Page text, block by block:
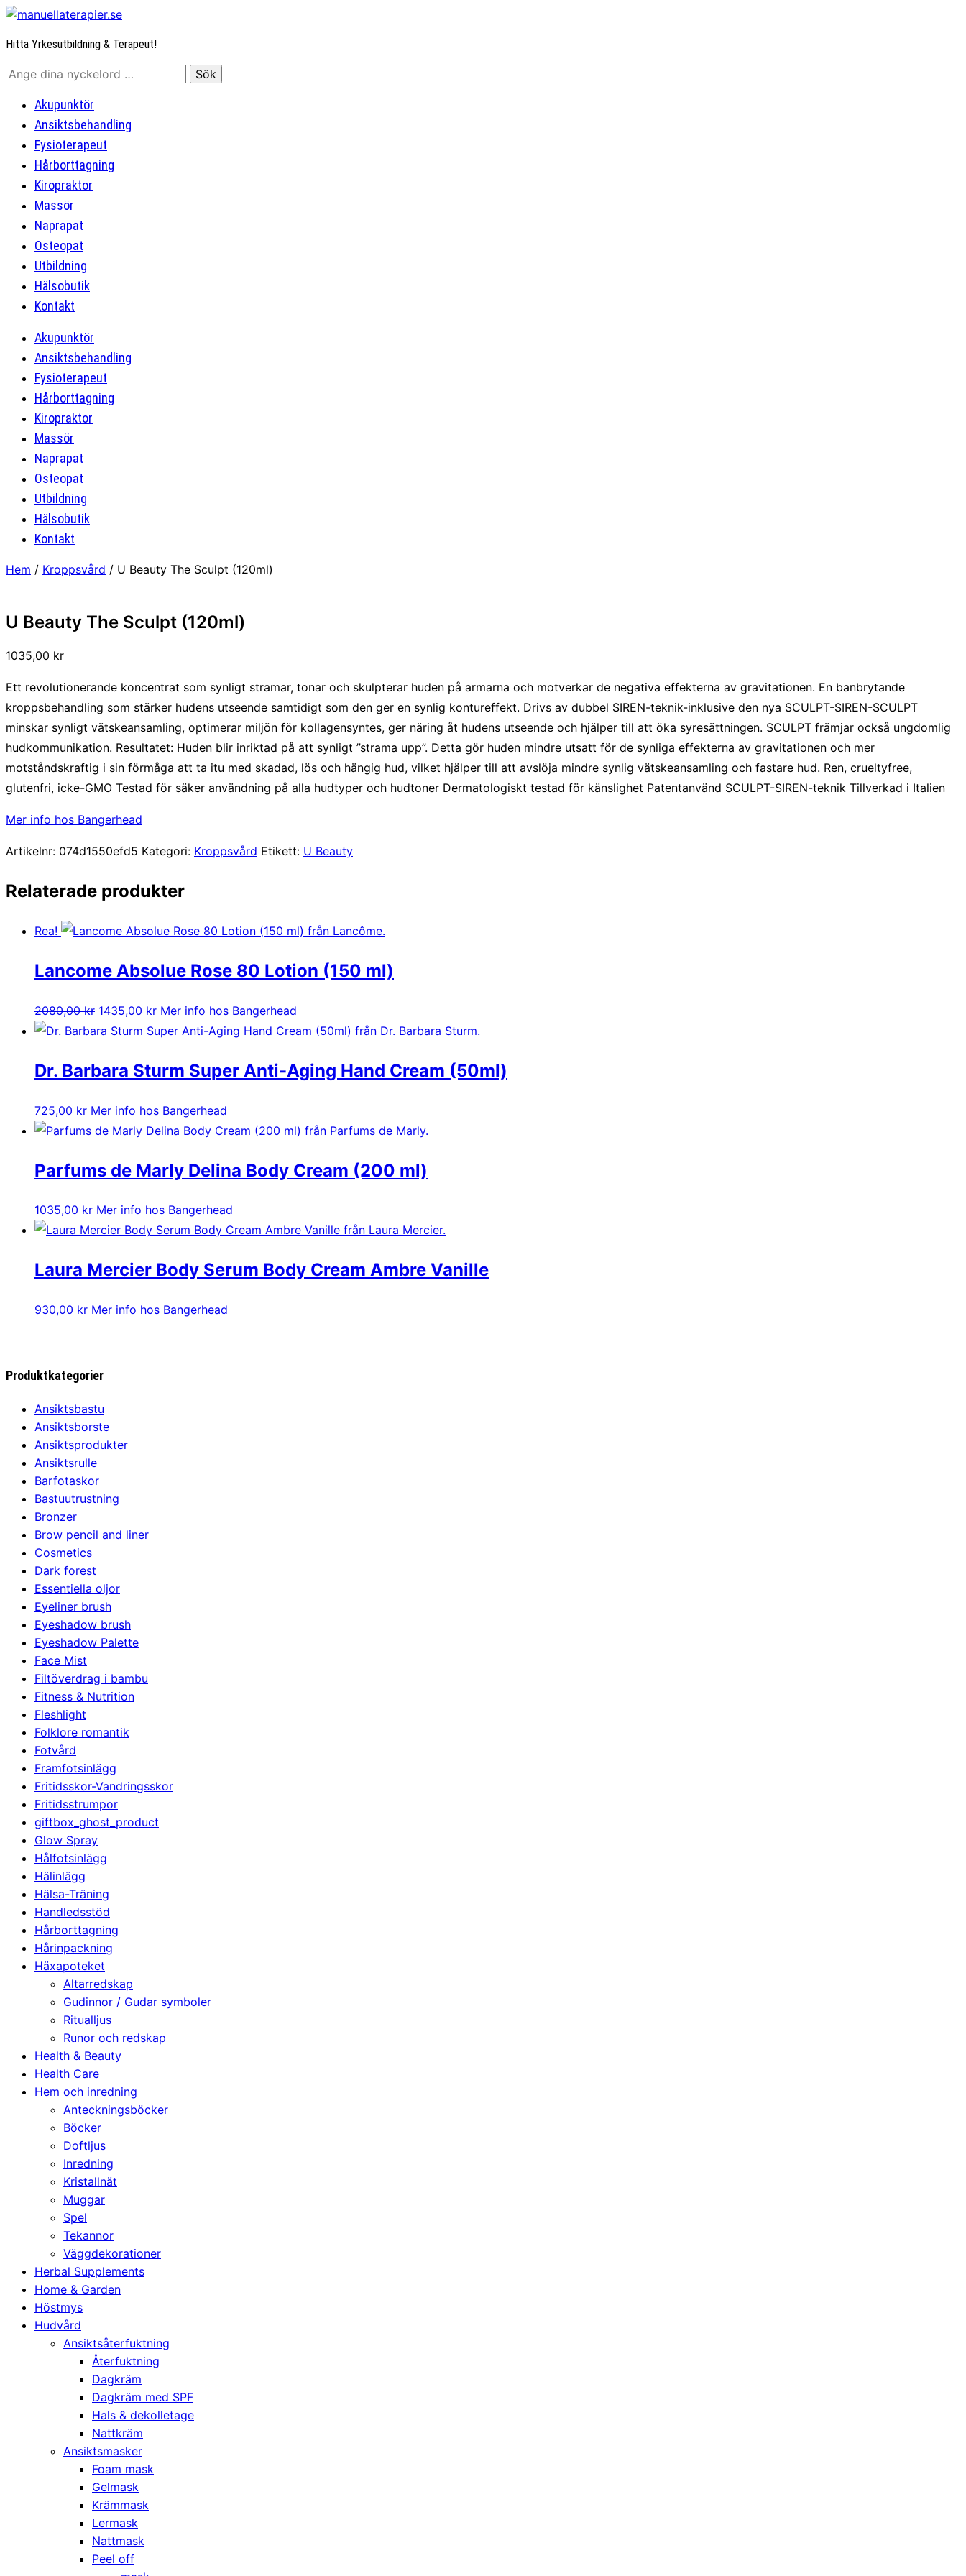
Hitta Yrkesutbildning & Terapeut!
Akupunktör
Ansiktsbehandling
Fysioterapeut
Hårborttagning
Kiropraktor
Massör
Naprapat
Osteopat
Utbildning
Hälsobutik
Kontakt
Akupunktör
Ansiktsbehandling
Fysioterapeut
Hårborttagning
Kiropraktor
Massör
Naprapat
Osteopat
Utbildning
Hälsobutik
Kontakt
Hem / Kroppsvård / U Beauty The Sculpt (120ml)
U Beauty The Sculpt (120ml)
1035,00 kr
Ett revolutionerande koncentrat som synligt stramar, tonar och skulpterar huden på armarna och motverkar de negativa effekterna av gravitationen. En banbrytande
kroppsbehandling som stärker hudens utseende samtidigt som den ger en synlig kontureffekt. Drivs av dubbel SIREN-teknik-inklusive den nya SCULPT-SIREN-SCULPT
minskar synligt vätskeansamling, optimerar miljön för kollagensyntes, ger näring åt hudens utseende och hjälper till att öka syresättningen. SCULPT främjar också ungdomlig
hudkommunikation. Resultatet: Huden blir inriktad på att synligt ”strama upp”. Detta gör huden mindre utsatt för de synliga effekterna av gravitationen och mer
motståndskraftig i sin förmåga att ta itu med skadad, lös och hängig hud, vilket hjälper till att avslöja mindre synlig vätskeansamling och fastare hud. Ren, crueltyfree,
glutenfri, icke-GMO Testad för säker användning på alla hudtyper och hudtoner Dermatologiskt testad för känslighet Patentanvänd SCULPT-SIREN-teknik Tillverkad i Italien
Mer info hos Bangerhead
Artikelnr: 074d1550efd5 Kategori: Kroppsvård Etikett: U Beauty
Relaterade produkter
Rea!
Lancome Absolue Rose 80 Lotion (150 ml)
2080,00kr Det
ursprungliga
var:
1435,00 krDet
nuvarande
är:
Mer info hos Bangerhead
Dr. Barbara Sturm Super Anti-Aging Hand Cream (50ml)
725,00 kr Mer info hos Bangerhead
Parfums de Marly Delina Body Cream (200 ml)
1035,00 kr Mer info hos Bangerhead
Laura Mercier Body Serum Body Cream Ambre Vanille
930,00 kr Mer info hos Bangerhead
Produktkategorier
Ansiktsbastu
Ansiktsborste
Ansiktsprodukter
Ansiktsrulle
Barfotaskor
Bastuutrustning
Bronzer
Brow pencil and liner
Cosmetics
Dark forest
Essentiella oljor
Eyeliner brush
Eyeshadow brush
Eyeshadow Palette
Face Mist
Filtöverdrag i bambu
Fitness & Nutrition
Fleshlight
Folklore romantik
Fotvård
Framfotsinlägg
Fritidsskor-Vandringsskor
Fritidsstrumpor
giftbox_ghost_product
Glow Spray
Hålfotsinlägg
Hälinlägg
Hälsa-Träning
Handledsstöd
Hårborttagning
Hårinpackning
Häxapoteket
Altarredskap
Gudinnor / Gudar symboler
Ritualljus
Runor och redskap
Health & Beauty
Health Care
Hem och inredning
Anteckningsböcker
Böcker
Doftljus
Inredning
Kristallnät
Muggar
Spel
Tekannor
Väggdekorationer
Herbal Supplements
Home & Garden
Höstmys
Hudvård
Ansiktsåterfuktning
Återfuktning
Dagkräm
Dagkräm med SPF
Hals & dekolletage
Nattkräm
Ansiktsmasker
Foam mask
Gelmask
Krämmask
Lermask
Nattmask
Peel off